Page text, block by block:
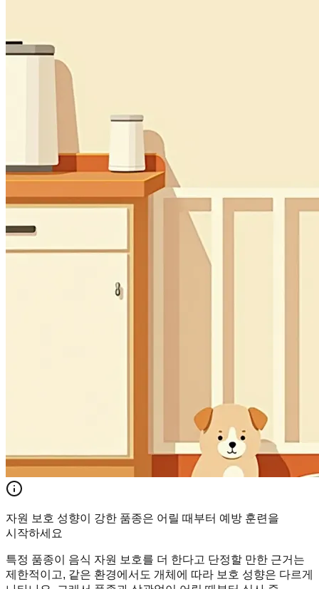
자원 보호 성향이 강한 품종은 어릴 때부터 예방 훈련을
시작하세요
특정 품종이 음식 자원 보호를 더 한다고 단정할 만한 근거는
제한적이고, 같은 환경에서도 개체에 따라 보호 성향은 다르게